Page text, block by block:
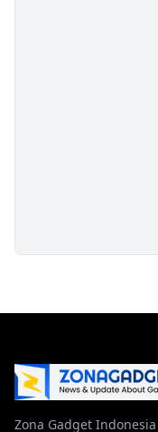
Zona Gadget